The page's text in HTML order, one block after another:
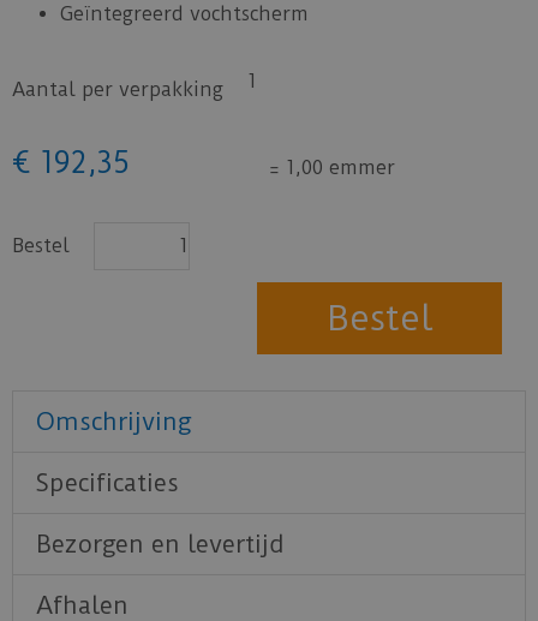
Geïntegreerd vochtscherm
Aantal per verpakking 1
€ 192 ,35 = 1,00 emmer
Bestel
Omschrijving
Specificaties
Bezorgen en levertijd
Afhalen